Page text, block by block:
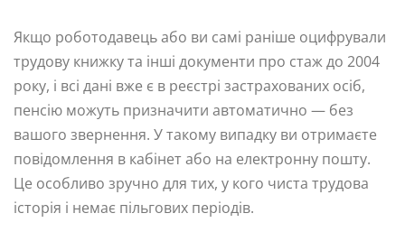
Якщо роботодавець або ви самі раніше оцифрували
трудову книжку та інші документи про стаж до 2004
року, і всі дані вже є в реєстрі застрахованих осіб,
пенсію можуть призначити автоматично — без
вашого звернення. У такому випадку ви отримаєте
повідомлення в кабінет або на електронну пошту.
Це особливо зручно для тих, у кого чиста трудова
історія і немає пільгових періодів.